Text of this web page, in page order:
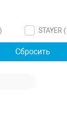
) STAYER (